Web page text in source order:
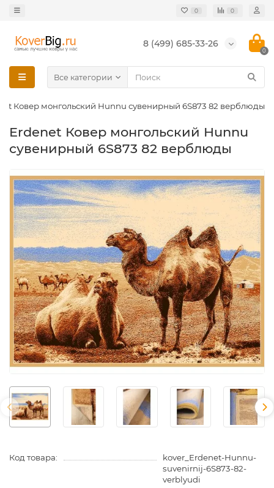
0 0
8 (499) 685-33-26
0
Все категории
Ковер монгольский Hunnu сувенирный 6S873 82 верблюды
Erdenet Ковер монгольский Hunnu
сувенирный 6S873 82 верблюды
Код товара:
kover_Erdenet-Hunnu-
suvenirnij-6S873-82-
verblyudi